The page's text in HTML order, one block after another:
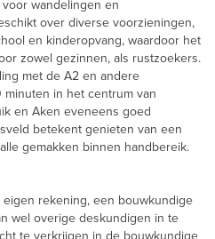
wandelingen en
over diverse voorzieningen,
en kinderopvang, waardoor het
zowel gezinnen, als rustzoekers.
met de A2 en andere
in het centrum van
en Aken eveneens goed
betekent genieten van een
gemakken binnen handbereik.
rekening, een bouwkundige
wel overige deskundigen in te
te verkrijgen in de bouwkundige